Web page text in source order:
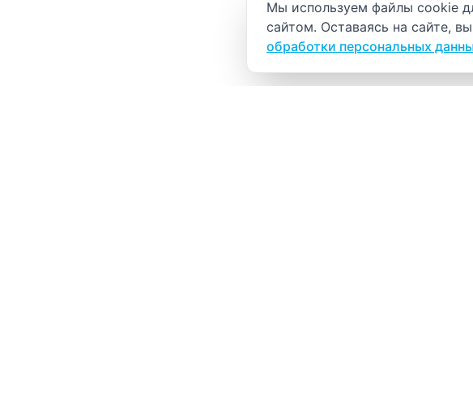
Уведомление об
Мы используем файлы cookie
сайтом. Оставаясь на сайте,
обработки персональных